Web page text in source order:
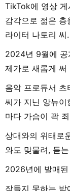
TikTok에 영상
감각으로 젊은
라이터 나토리 씨.
2024년 9월에 공
제가로 새롭게 써
음악 프로듀서
씨가 지닌 앙뉴이
마다 가슴이 꽉
상대와의 위태로
와도 맞물려, 듣
2026년에 발매된
잠들지 못하는